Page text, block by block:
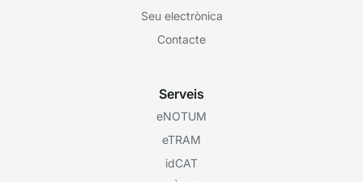
Seu electrònica
Contacte
Serveis
eNOTUM
eTRAM
idCAT